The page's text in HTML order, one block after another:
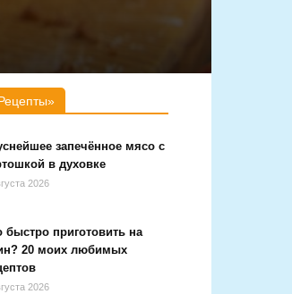
запечённое мясо с
в духовке
2026
быстро приготовить на
20 моих любимых
2026